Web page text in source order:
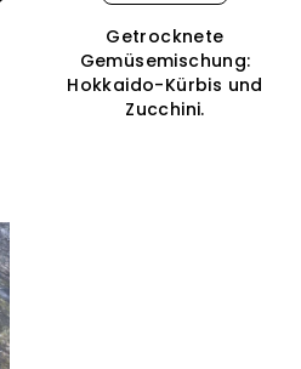
Getrocknete
Gemüsemischung:
Hokkaido-Kürbis und
Zucchini.